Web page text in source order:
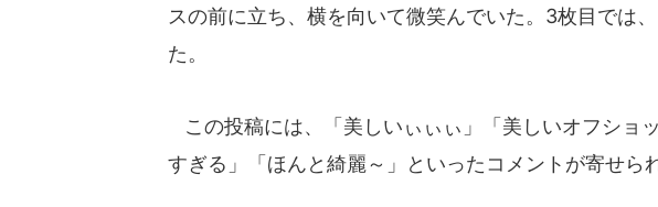
スの前に立ち、横を向いて微笑んでいた。3枚目では
た。
この投稿には、「美しいぃぃぃ」「美しいオフショ
すぎる」「ほんと綺麗～」といったコメントが寄せら